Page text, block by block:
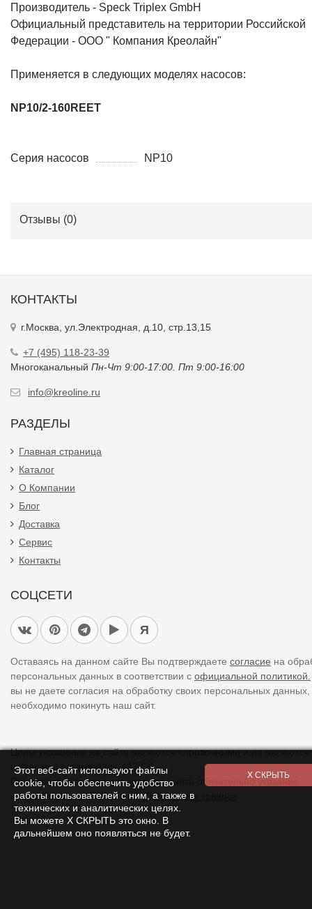
Производитель - Speck Triplex GmbH
Официальный представитель на территории Российской
Федерации - ООО " Компания Креолайн"
Применяется в следующих моделях насосов:
NP10/2-160REET
Серия насосов NP10
Отзывы (0)
КОНТАКТЫ
г.Москва, ул.Электродная, д.10, стр.13,15
+7 (495) 118-23-39
Многоканальный Пн-Чт 9:00-17:00. Пт 9:00-16:00
info@kreoline.ru
РАЗДЕЛЫ
Главная страница
Каталог
О Компании
Блог
Доставка
Сервис
Контакты
СОЦСЕТИ
Я
Оставаясь на данном сайте Вы подтверждаете согласие на
персональных данных в соответствии с официальной политикой.
вы не даете согласия на обработку своих персональных
необходимо покинуть наш сайт.
Цены указанные на сайте являются справочными и не являются
публичной офертой (ст. 437 ГК).
При использованииматериаловс сайта обязательно указание
прямой ссылки на источник.Список всех товаров
Этот веб-сайт используют файлы
cookie, чтобы обеспечить удобство
работы пользователей с ним, а также в
технических и аналитических целях.
Вы можете Х СКРЫТЬ это окно. В
дальнейшем оно появляться не будет.